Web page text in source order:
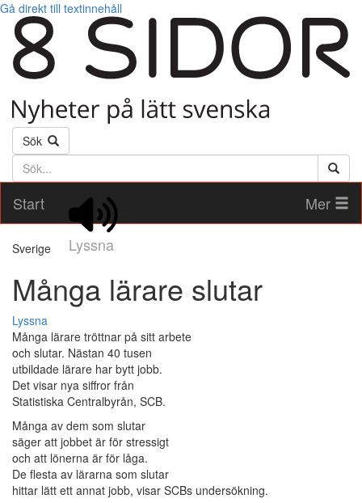
Gå direkt till textinnehåll
Sök
Söktext
Start
Lyssna
Mer
Sverige
Många lärare slutar
Lyssna
Många lärare tröttnar på sitt arbete
och slutar. Nästan 40 tusen
utbildade lärare har bytt jobb.
Det visar nya siffror från
Statistiska Centralbyrån, SCB.
Många av dem som slutar
säger att jobbet är för stressigt
och att lönerna är för låga.
De flesta av lärarna som slutar
hittar lätt ett annat jobb, visar SCBs undersökning.